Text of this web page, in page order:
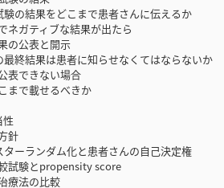
果をどこまで患者さんに伝えるか
ィブな結果が出たら
公表と開示
果は患者に知らせなくてはならないか
きない場合
載せるべきか
針
ンダム化と患者さんの自己決定権
とpropensity score
の比較